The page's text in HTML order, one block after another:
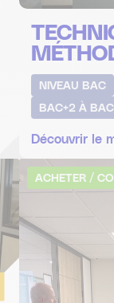
NIVEAU BAC
BAC+2 À
Découvrir le
ACHETER /